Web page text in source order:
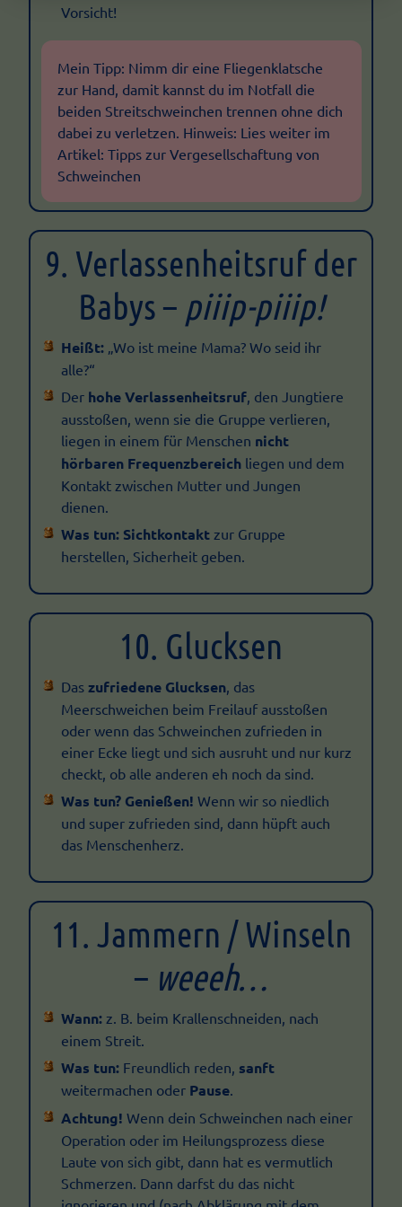
Vorsicht!
Mein Tipp: Nimm dir eine Fliegenklatsche
zur Hand, damit kannst du im Notfall die
beiden Streitschweinchen trennen ohne dich
dabei zu verletzen. Hinweis: Lies weiter im
Artikel: Tipps zur Vergesellschaftung von
Schweinchen
9. Verlassenheitsruf der
Babys – piiip-piiip!
Heißt:„Wo ist meine Mama? Wo seid ihr
alle?“
Der hohe Verlassenheitsruf, den Jungtiere
ausstoßen, wenn sie die Gruppe verlieren,
liegen in einem für Menschen nicht
hörbaren Frequenzbereichliegen und dem
Kontakt zwischen Mutter und Jungen
dienen.
Was tun: Sichtkontakt zur Gruppe
herstellen, Sicherheit geben.
10. Glucksen
Das zufriedene Glucksen, das
Meerschweichen beim Freilauf ausstoßen
oder wenn das Schweinchen zufrieden in
einer Ecke liegt und sich ausruht und nur kurz
checkt, ob alle anderen eh noch da sind.
Was tun? Genießen! Wenn wir so niedlich
und super zufrieden sind, dann hüpft auch
das Menschenherz.
11. Jammern / Winseln
– weeeh…
Wann:z. B. beim Krallenschneiden, nach
einem Streit.
Was tun:Freundlich reden, sanft
weitermachen oder Pause.
Achtung! Wenn dein Schweinchen nach einer
Operation oder im Heilungsprozess diese
Laute von sich gibt, dann hat es vermutlich
Schmerzen. Dann darfst du das nicht